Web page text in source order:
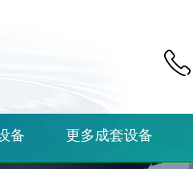
备 更多成套设备